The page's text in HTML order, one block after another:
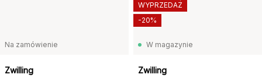
Na zamówienie
Zwilling
W magazynie
Zwilling
WYPRZEDAŻ
-20%